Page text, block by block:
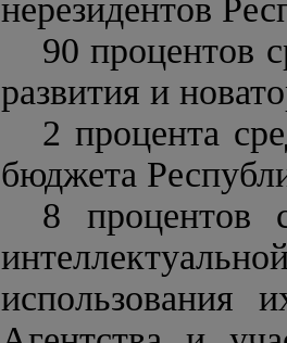
нерезидентов
90 процентов
развития и
2 процента
бюджета
8 процентов
использования